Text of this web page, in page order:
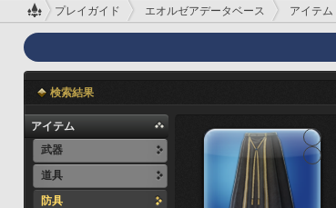
プレイガイド エオルゼアデータベース アイテム
検索結果
アイテム
武器
道具
防具